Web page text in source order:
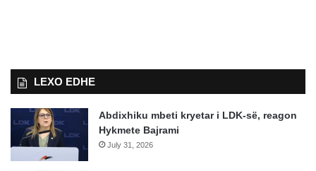
LEXO EDHE
Abdixhiku mbeti kryetar i LDK-së, reagon
Hykmete Bajrami
July 31, 2026